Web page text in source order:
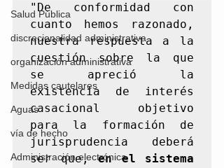
Salud Pública
discrecionalidad administrativa
organización administrativa
Medidas cautelares
Aguas
vía de hecho
Administración electrónica
"De conformidad con
cuanto hemos razonado,
nuestra respuesta a la
cuestión sobre la que
se apreció la
existencia de interés
casacional objetivo
para la formación de
jurisprudencia deberá
ser que, en el sistema